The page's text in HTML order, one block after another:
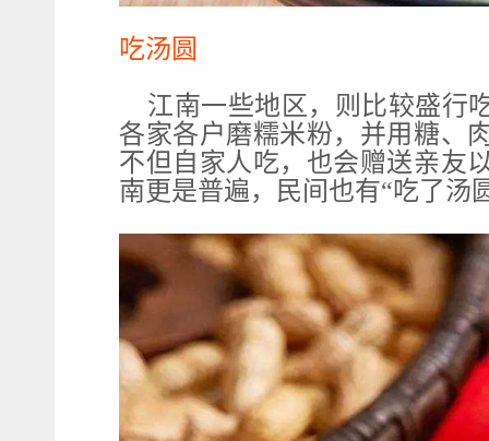
吃汤圆
江南一些地区，则比较盛行
各家各户磨糯米粉，并用糖、
不但自家人吃，也会赠送亲友
南更是普遍，民间也有“吃了汤